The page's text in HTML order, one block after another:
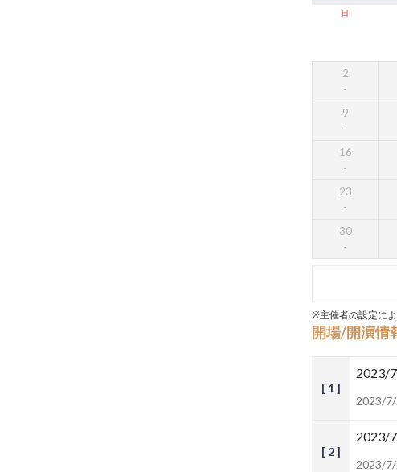
日
2
9
16
23
30
※主催者の設定に
開場/開演情
[ 1 ]
2023/
2023/
[ 2 ]
2023/
2023/